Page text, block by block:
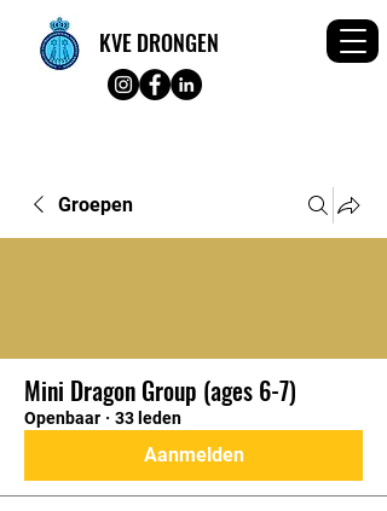
KVE DRONGEN
Groepen
Mini Dragon Group (ages 6-7)
Openbaar · 33 leden
Aanmelden